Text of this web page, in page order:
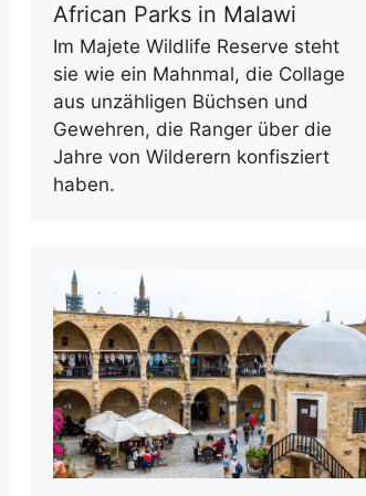
African Parks in Malawi
Im Majete Wildlife Reserve steht
sie wie ein Mahnmal, die Collage
aus unzähligen Büchsen und
Gewehren, die Ranger über die
Jahre von Wilderern konfisziert
haben.